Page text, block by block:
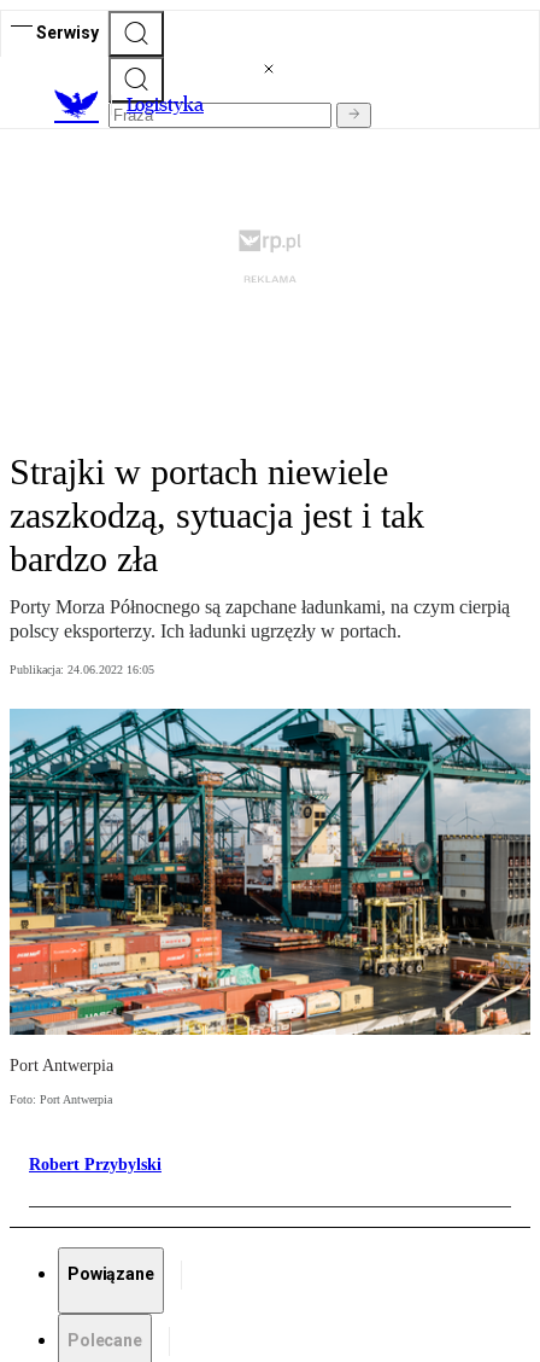
Serwisy
Logistyka
Strajki w portach niewiele
zaszkodzą, sytuacja jest i tak
bardzo zła
Porty Morza Północnego są zapchane ładunkami, na czym cierpią
polscy eksporterzy. Ich ładunki ugrzęzły w portach.
Publikacja: 24.06.2022 16:05
Port Antwerpia
Foto: Port Antwerpia
Robert Przybylski
Powiązane
Polecane